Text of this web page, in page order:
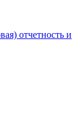
отчетность и